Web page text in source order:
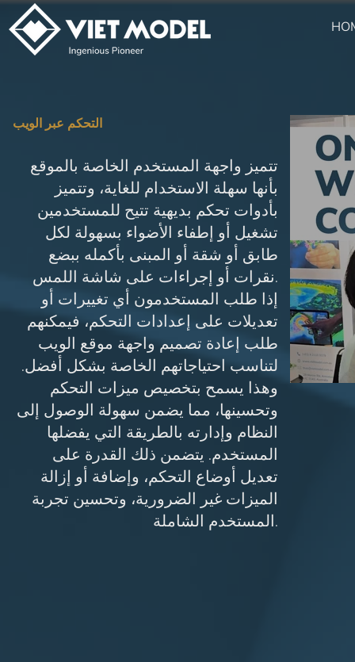
التحكم عبر الويب
تتميز واجهة المستخدم الخاصة بالموقع
بأنها سهلة الاستخدام للغاية، وتتميز
بأدوات تحكم بديهية تتيح للمستخدمين
تشغيل أو إطفاء الأضواء بسهولة لكل
طابق أو شقة أو المبنى بأكمله ببضع
نقرات أو إجراءات على شاشة اللمس.
إذا طلب المستخدمون أي تغييرات أو
تعديلات على إعدادات التحكم، فيمكنهم
طلب إعادة تصميم واجهة موقع الويب
لتناسب احتياجاتهم الخاصة بشكل أفضل.
وهذا يسمح بتخصيص ميزات التحكم
وتحسينها، مما يضمن سهولة الوصول إلى
النظام وإدارته بالطريقة التي يفضلها
المستخدم. يتضمن ذلك القدرة على
تعديل أوضاع التحكم، وإضافة أو إزالة
الميزات غير الضرورية، وتحسين تجربة
المستخدم الشاملة.